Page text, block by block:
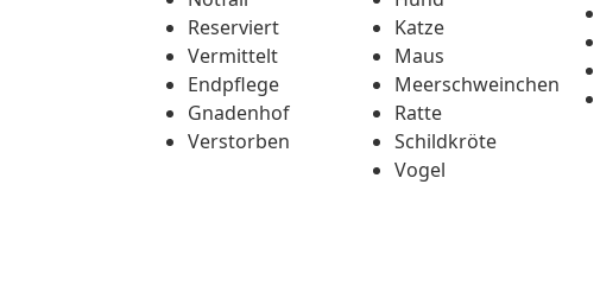
Reserviert
Vermittelt
Endpflege
Gnadenhof
Verstorben
Katze
Maus
Meerschweinchen
Ratte
Schildkröte
Vogel